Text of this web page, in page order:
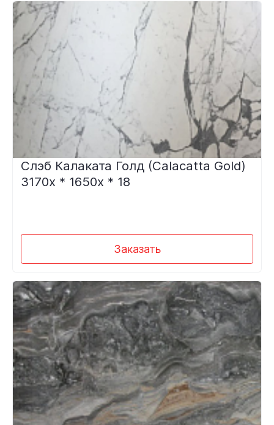
Слэб Калаката Голд (Calacatta Gold)
3170х * 1650х * 18
Заказать